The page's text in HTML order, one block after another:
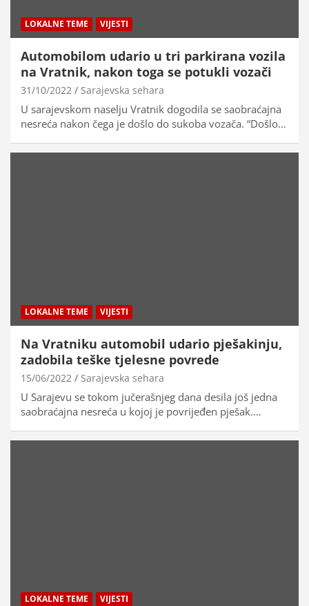
LOKALNE TEME VIJESTI
Automobilom udario u tri parkirana vozila
na Vratnik, nakon toga se potukli vozači
31/10/2022 Sarajevska sehara
U sarajevskom naselju Vratnik dogodila se saobraćajna
nesreća nakon čega je došlo do sukoba vozača. “Došlo…
LOKALNE TEME VIJESTI
Na Vratniku automobil udario pješakinju,
zadobila teške tjelesne povrede
15/06/2022 Sarajevska sehara
U Sarajevu se tokom jučerašnjeg dana desila još jedna
saobraćajna nesreća u kojoj je povrijeđen pješak.…
LOKALNE TEME VIJESTI